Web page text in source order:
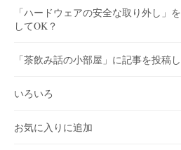
「ハードウェアの安全な取り外し」
してOK？
「茶飲み話の小部屋」に記事を投稿
いろいろ
お気に入りに追加